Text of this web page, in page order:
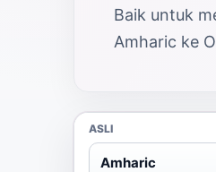
Baik untuk
Amharic ke
ASLI
Amharic